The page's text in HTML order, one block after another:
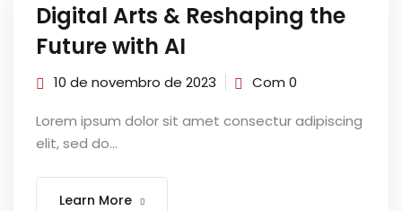
Digital Arts & Reshaping the
Future with AI
10 de novembro de 2023 Com 0
Lorem ipsum dolor sit amet consectur adipiscing
elit, sed do...
Learn More